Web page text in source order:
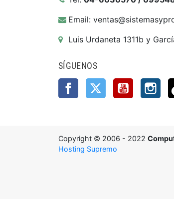
Email:
Luis Urdaneta 1311b y
SÍGUENOS
FacebookTwitter YouTube
Copyright © 2006 - 2022
Hosting Supremo